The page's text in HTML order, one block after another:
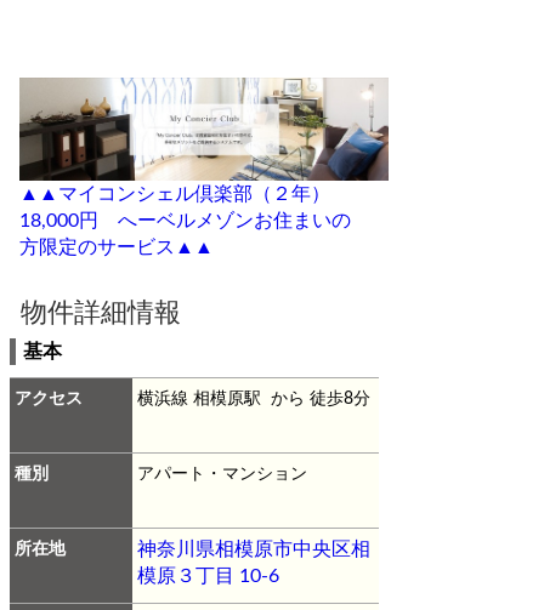
▲▲マイコンシェル倶楽部（２年）
18,000円 へーベルメゾンお住まいの
方限定のサービス▲▲
物件詳細情報
基本
アクセス 横浜線 相模原駅 から 徒歩8分
種別 アパート・マンション
所在地
神奈川県相模原市中央区相
模原３丁目 10-6